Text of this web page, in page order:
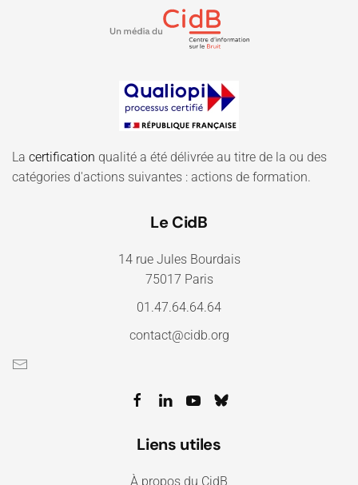
La certification qualité a été délivrée au titre de la ou des
catégories d'actions suivantes : actions de formation.
Le CidB
14 rue Jules Bourdais
75017 Paris
01.47.64.64.64
contact@cidb.org
Liens utiles
À propos du CidB